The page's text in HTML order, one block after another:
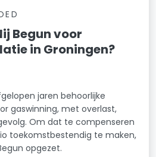
Begun voor
in Groningen?
jaren behoorlijke
gaswinning, met overlast,
Om dat te compenseren
toekomstbestendig te maken,
opgezet.